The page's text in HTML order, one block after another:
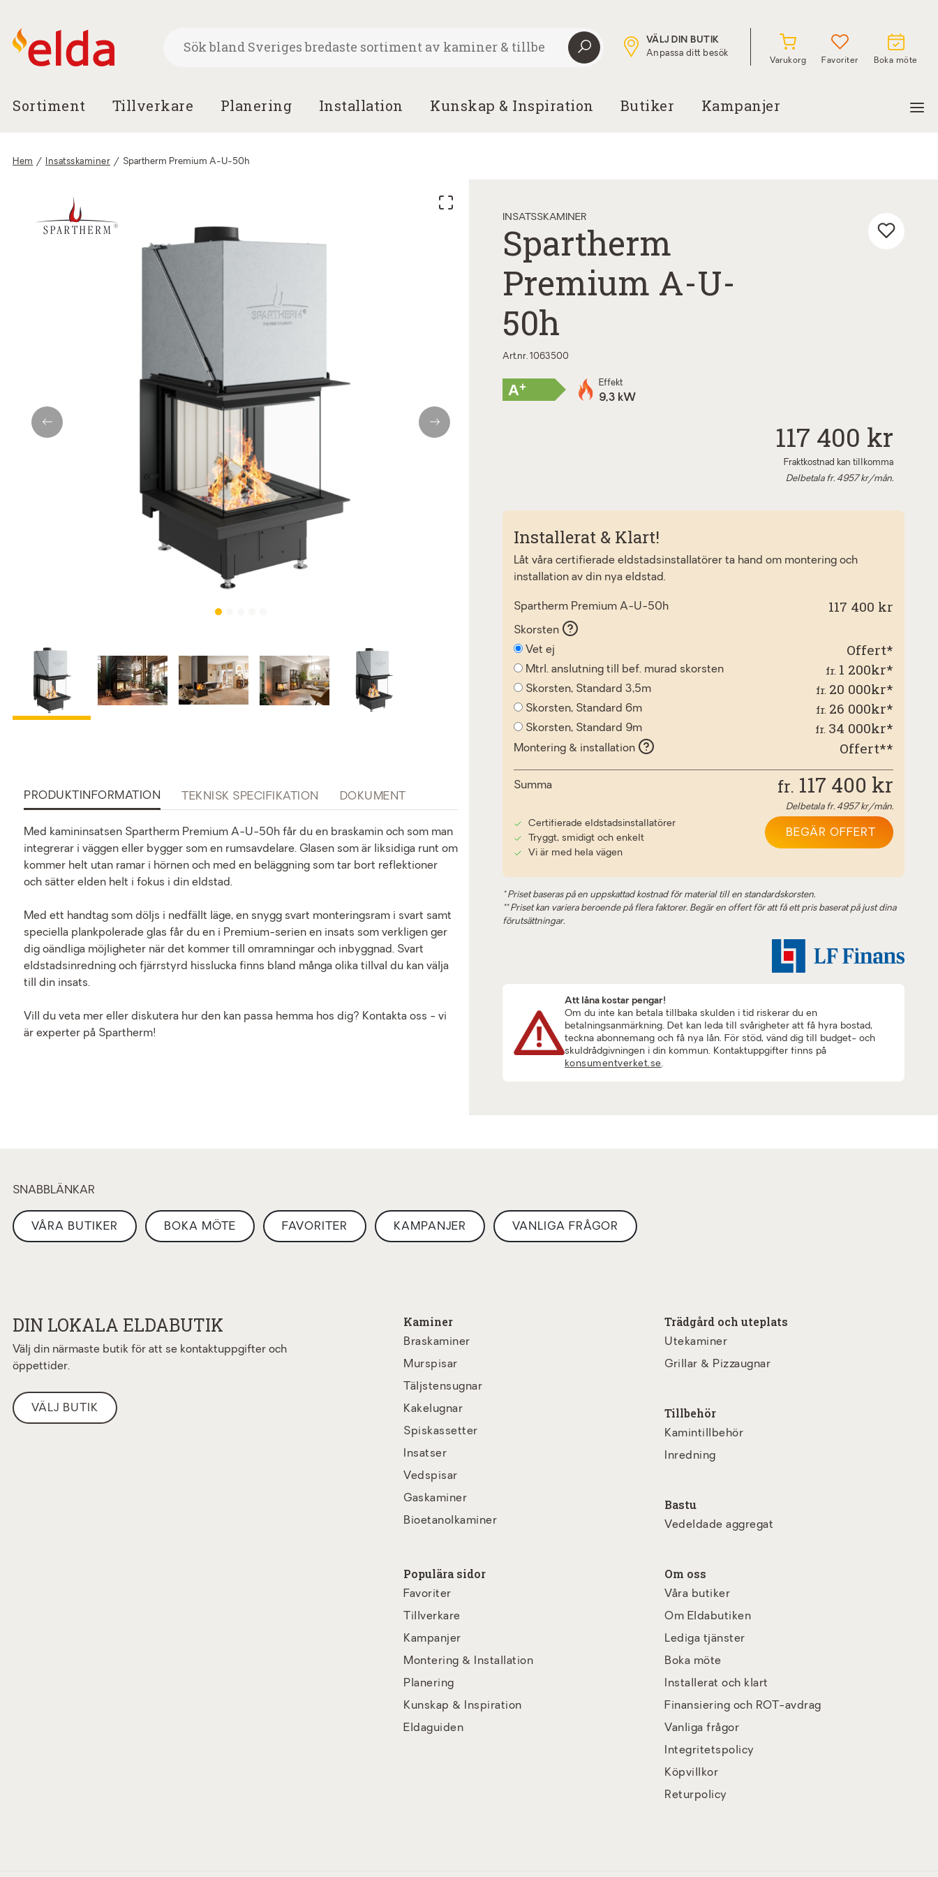
VÄLJ DIN BUTIK
Anpassa ditt besök
Varukorg Favoriter Boka möte
Sortiment Tillverkare Planering Installation Kunskap & Inspiration Butiker Kampanjer
Hem / Insatsskaminer / Spartherm Premium A-U-50h
Previous Next
PRODUKTINFORMATION TEKNISK SPECIFIKATION DOKUMENT
Med kamininsatsen Spartherm Premium A-U-50h får du en braskamin och som man
integrerar i väggen eller bygger som en rumsavdelare. Glasen som är liksidiga runt om
kommer helt utan ramar i hörnen och med en beläggning som tar bort reflektioner
och sätter elden helt i fokus i din eldstad.
Med ett handtag som döljs i nedfällt läge, en snygg svart monteringsram i svart samt
speciella plankpolerade glas får du en i Premium-serien en insats som verkligen ger
dig oändliga möjligheter när det kommer till omramningar och inbyggnad. Svart
eldstadsinredning och fjärrstyrd hisslucka finns bland många olika tillval du kan välja
till din insats.
Vill du veta mer eller diskutera hur den kan passa hemma hos dig? Kontakta oss - vi
är experter på Spartherm!
INSATSSKAMINER
Spartherm
Premium A-U-
50h
Art.nr. 1063500
A+ Effekt
9,3 kW
117 400 kr
Fraktkostnad kan tillkomma
Delbetala fr. 4957kr/mån.
Installerat & Klart!
Låt våra certifierade eldstadsinstallatörer ta hand om montering och
installation av din nya eldstad.
Spartherm Premium A-U-50h 117 400 kr
Skorsten
Vet ej
Offert*
Mtrl. anslutning till bef. murad skorsten fr. 1 200kr*
Skorsten, Standard 3,5m fr. 20 000kr*
Skorsten, Standard 6m fr. 26 000kr*
Skorsten, Standard 9m fr. 34 000kr*
Montering & installation Offert**
Summa fr. 117 400 kr
Delbetala fr. 4957kr/mån.
Certifierade eldstadsinstallatörer
Tryggt, smidigt och enkelt
Vi är med hela vägen
BEGÄR OFFERT
* Priset baseras på en uppskattad kostnad för material till en standardskorsten.
** Priset kan variera beroende på flera faktorer. Begär en offert för att få ett pris baserat på just dina
förutsättningar.
Att låna kostar pengar!
Om du inte kan betala tillbaka skulden i tid riskerar du en
betalningsanmärkning. Det kan leda till svårigheter att få hyra bostad,
teckna abonnemang och få nya lån. För stöd, vänd dig till budget- och
skuldrådgivningen i din kommun. Kontaktuppgifter finns på
konsumentverket.se.
SNABBLÄNKAR
VÅRA BUTIKER BOKA MÖTE FAVORITER KAMPANJER VANLIGA FRÅGOR
DIN LOKALA ELDABUTIK
Välj din närmaste butik för att se kontaktuppgifter och
öppettider.
VÄLJ BUTIK
Kaminer
Braskaminer
Murspisar
Täljstensugnar
Kakelugnar
Spiskassetter
Insatser
Vedspisar
Gaskaminer
Bioetanolkaminer
Trädgård och uteplats
Utekaminer
Grillar & Pizzaugnar
Tillbehör
Kamintillbehör
Inredning
Bastu
Vedeldade aggregat
Populära sidor
Favoriter
Tillverkare
Kampanjer
Montering & Installation
Planering
Kunskap & Inspiration
Eldaguiden
Om oss
Våra butiker
Om Eldabutiken
Lediga tjänster
Boka möte
Installerat och klart
Finansiering och ROT-avdrag
Vanliga frågor
Integritetspolicy
Köpvillkor
Returpolicy